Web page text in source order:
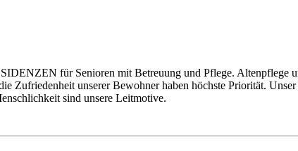
für Senioren mit Betreuung und Pflege. Altenpflege
unserer Bewohner haben höchste Priorität.
sind unsere Leitmotive.